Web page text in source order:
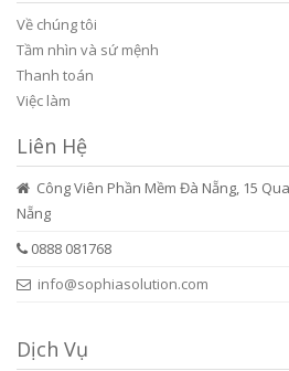
Về chúng tôi
Tầm nhìn và sứ mệnh
Thanh toán
Việc làm
Liên Hệ
Công Viên Phần Mềm Đà Nẵng, 15
Nẵng
0888 081768
info@sophiasolution.com
Dịch Vụ